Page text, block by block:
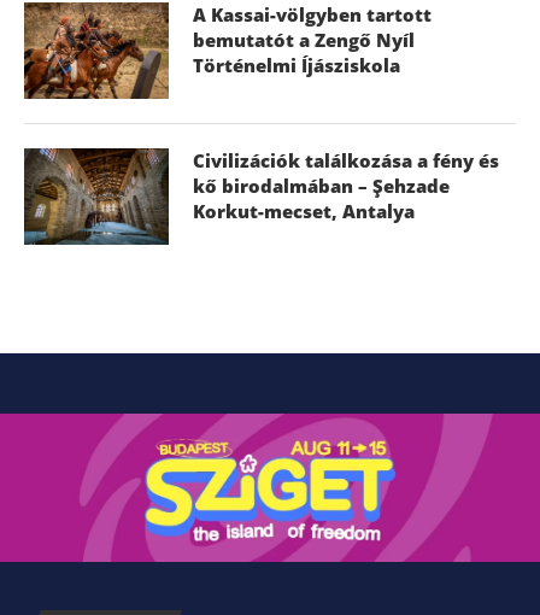
A Kassai-völgyben tartott
bemutatót a Zengő Nyíl
Történelmi Íjásziskola
Civilizációk találkozása a fény és
kő birodalmában – Şehzade
Korkut-mecset, Antalya